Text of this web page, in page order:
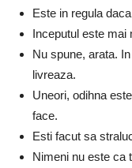
Este in regula
Inceputul este mai
Nu spune, arata.
livreaza.
Uneori, odihna
face.
Esti facut sa
Nimeni nu este ca